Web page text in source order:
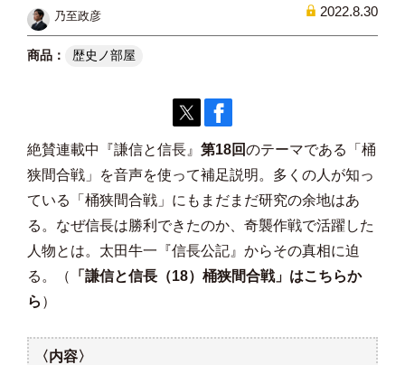
乃至政彦 2022.8.30
歴史ノ部屋
絶賛連載中『謙信と信長』 第18回のテーマである「桶
狭間合戦」を音声を使って補足説明。多くの人が知っ
ている「桶狭間合戦」にもまだまだ研究の余地はあ
る。なぜ信長は勝利できたのか、奇襲作戦で活躍した
人物とは。太田牛一『信長公記』からその真相に迫
る。（
「謙信と信長（18）桶狭間合戦」 はこちらか
ら ）
〈内容〉